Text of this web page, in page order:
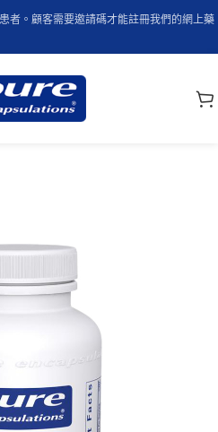
者。顧客需要邀請碼才能註冊我們的網上藥